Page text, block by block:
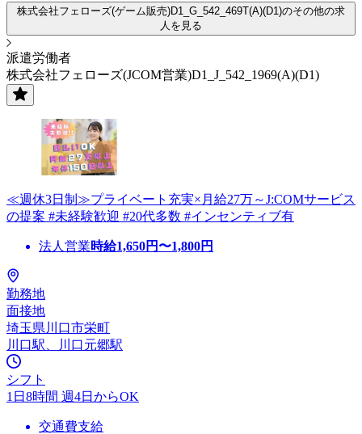
株式会社フェローズ(ゲーム販売)D1_G_542_469T(A)(D1)のその他の求
人を見る
派遣労働者
株式会社フェローズ(JCOM営業)D1_J_542_1969(A)(D1)
≪週休3日制≫プライベート充実×月給27万～J:COMサービス
の提案 #未経験歓迎 #20代多数 #インセンティブ有
法人営業時給1,650円〜1,800円
勤務地
面接地
埼玉県川口市栄町
川口駅、川口元郷駅
シフト
1日8時間 週4日からOK
交通費支給